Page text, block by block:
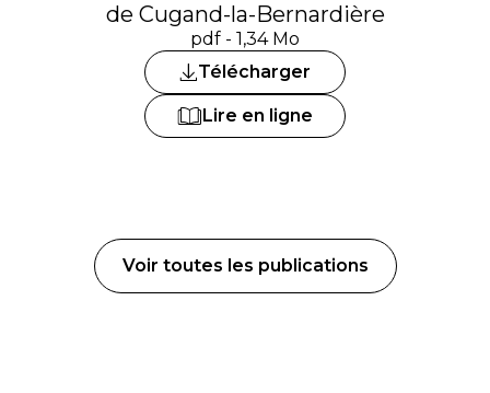
de Cugand-la-Bernardière
pdf - 1,34 Mo
Télécharger
Lire en ligne
Voir toutes les publications